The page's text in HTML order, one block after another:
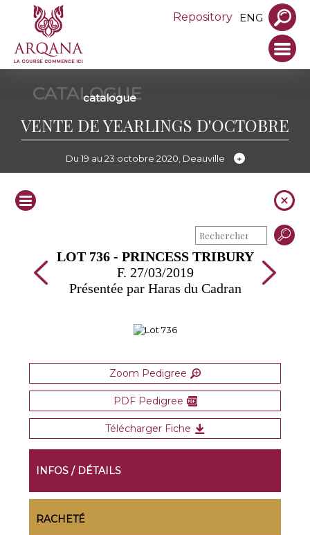
Repository ENG
CATALOGUE
catalogue
VENTE DE YEARLINGS D'OCTOBRE
Du 19 au 23 octobre 2020, Deauville
LOT 736 - PRINCESS TRIBURY
F. 27/03/2019
Présentée par Haras du Cadran
Zoom Pedigree
PDF Pedigree
Télécharger Fiche
INFOS / DÉTAILS
RACHETÉ